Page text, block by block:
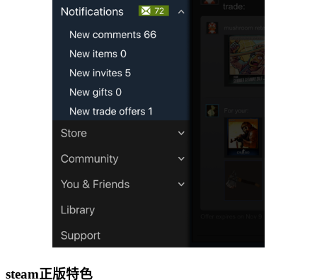
steam正版特色